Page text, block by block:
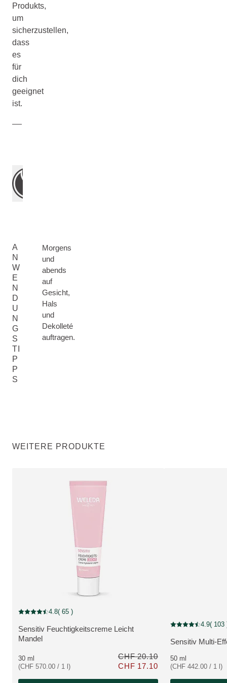
Produkts,
um
sicherzustellen,
dass
es
für
dich
geeignet
ist.
A
N
W
E
N
D
U
N
G
S
TI
P
P
S
Morgens
und
abends
auf
Gesicht,
Hals
und
Dekolleté
auftragen.
WEITERE PRODUKTE
Rabatt
MEHR ZUM PRODUKT:
Sensitiv Feuchtigkeitscreme Leicht
Mandel
Aktuelle Bewertung: 4.8 von 5 Sternen bewertet von 65 Kunden
4.8( 65 )
30 ml
(CHF 570.00 / 1 l)
CHF 20.10
CHF 17.10
MEHR ZUM
Sensitiv Multi-
Aktuelle 4.9( 103
50 ml
(CHF 442.00 / 1 l)